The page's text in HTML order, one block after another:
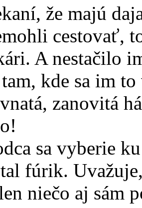
že majú
cestovať,
A nestačilo
kde sa im
zanovitá
sa vyberie
fúrik.
niečo aj sám